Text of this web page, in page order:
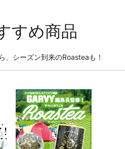
すめ商品
、シーズン到来のRoasteaも！